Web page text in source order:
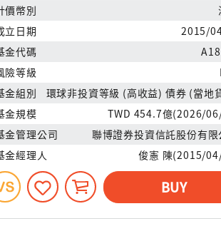
價幣別
立日期
2015/
金代碼
險等級
金組別
環球非投資等級 (高收益) 債券 (當地
金規模
TWD 454.7億(2026/
金管理公司
聯博證券投資信託股份有限
金經理人
俊憲 陳(2015/
BUY